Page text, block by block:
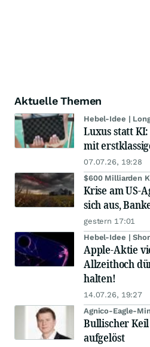
Aktuelle Themen
Hebel-Idee |
Luxus statt
mit
07.07.26, 19:28
$600 Milliarden
Krise am US-
sich aus,
gestern 17:01
Hebel-Idee |
Apple-Aktie
Allzeithoch
halten!
14.07.26, 19:27
Agnico-Eagle-
Bullischer
aufgelöst